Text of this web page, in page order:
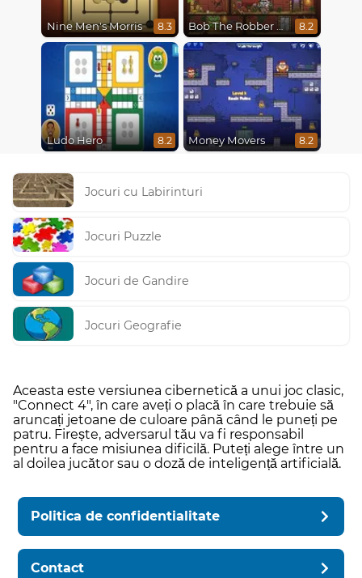
Nine Men's Morris 8.3 Bob The Robber 5 The Temple Adventure 8.2
Ludo Hero 8.2 Money Movers 8.2
Jocuri cu Labirinturi
Jocuri Puzzle
Jocuri de Gandire
Jocuri Geografie
Aceasta este versiunea cibernetică a unui joc clasic,
"Connect 4", în care aveți o placă în care trebuie să
aruncați jetoane de culoare până când le puneți pe
patru. Firește, adversarul tău va fi responsabil
pentru a face misiunea dificilă. Puteți alege între un
al doilea jucător sau o doză de inteligență artificială.
Politica de confidentialitate
Contact